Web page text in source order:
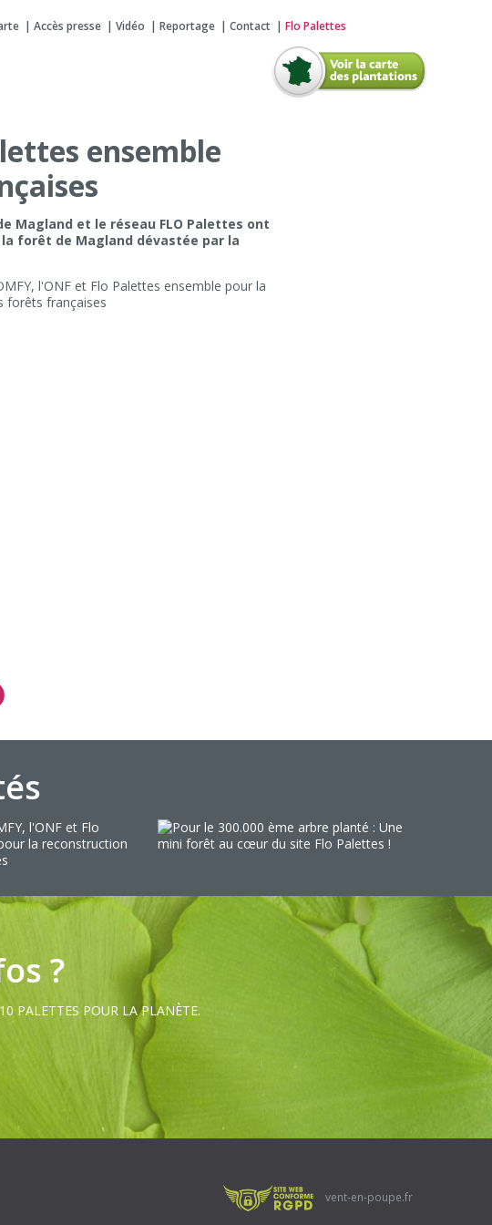
Accès presse Vidéo Reportage Contact Flo Palettes
ensemble
Magland et le réseau FLO Palettes ont
forêt de Magland dévastée par la
?
POUR LA PLANÈTE.
vent-en-poupe.fr